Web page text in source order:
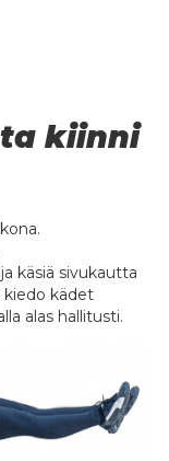
kiinni
käsiä sivukautta
kiedo kädet
alas hallitusti.